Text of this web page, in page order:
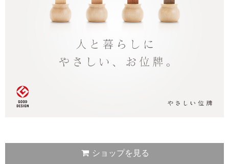
ショップを見る